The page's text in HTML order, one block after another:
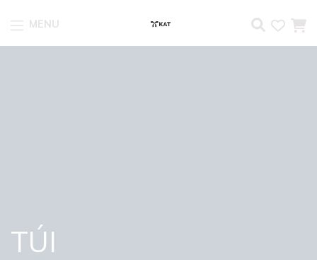
MENU
TÚI